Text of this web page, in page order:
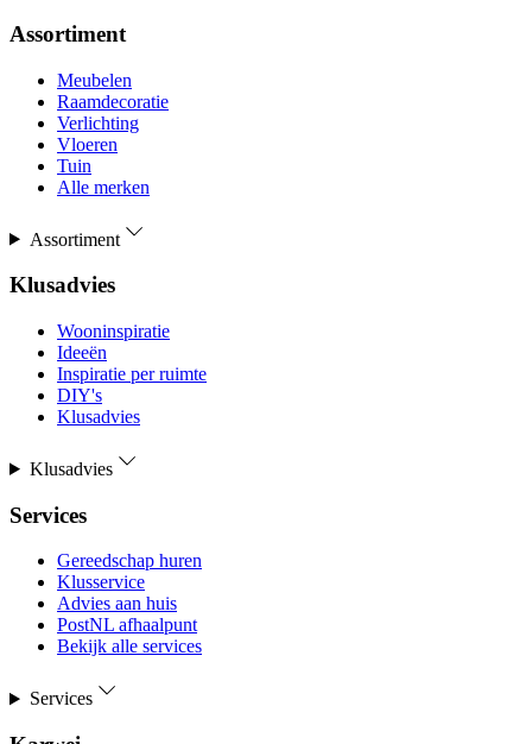
Assortiment
Meubelen
Raamdecoratie
Verlichting
Vloeren
Tuin
Alle merken
Assortiment
Klusadvies
Wooninspiratie
Ideeën
Inspiratie per ruimte
DIY's
Klusadvies
Klusadvies
Services
Gereedschap huren
Klusservice
Advies aan huis
PostNL afhaalpunt
Bekijk alle services
Services